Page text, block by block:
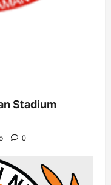
Stadium
0